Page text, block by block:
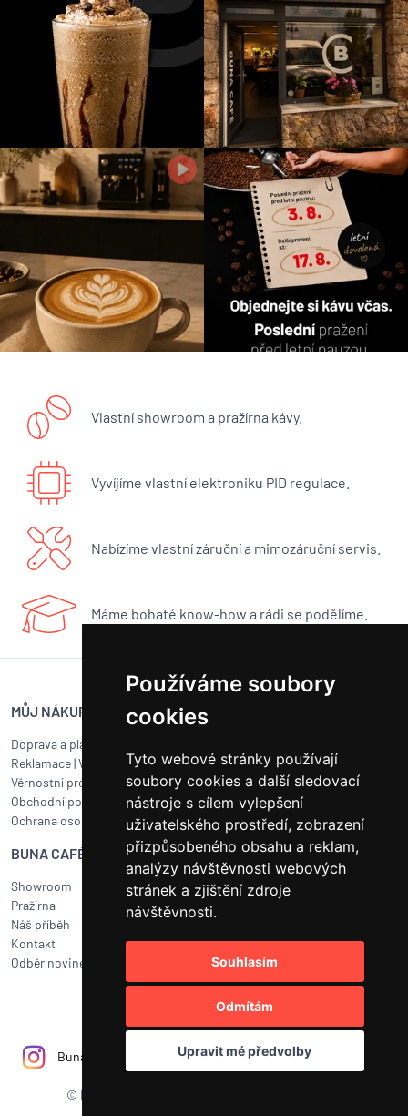
Používáme soubory
cookies
Tyto webové stránky používají
soubory cookies a další sledovací
nástroje s cílem vylepšení
uživatelského prostředí, zobrazení
přizpůsobeného obsahu a reklam,
analýzy návštěvnosti webových
stránek a zjištění zdroje
návštěvnosti.
Souhlasím
Odmítám
Upravit mé předvolby
Vlastní showroom a pražírna kávy.
Vyvíjíme vlastní elektroniku PID regulace.
Nabízíme vlastní záruční a mimozáruční servis.
Máme bohaté know-how a rádi se podělíme.
MŮJ NÁKUP
Doprava a platba
Reklamace|Vrácení zboží
Věrnostní program
Obchodní podmínky
Ochrana osobních údajů
Objednat servis
Jak připravit balík na přepravu?
Čištění a údržba
Kariéra
BUNA CAFÉ
Showroom
Pražírna
Náš příběh
Kontakt
Odběr novinek
RYCHLÝ KONTAKT
BUNA CAFÉ
obchod@bunacafe.cz
+420 311 236 236
© BUNA CAFÉ 2011 - 2026
Bunacafecz Bunacafe.cz